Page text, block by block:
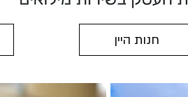
חנות היין